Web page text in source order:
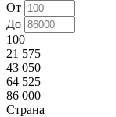
От
До
100
21 575
43 050
64 525
86 000
Страна